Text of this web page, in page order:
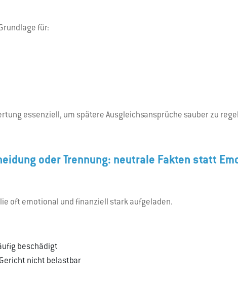
für:
essenziell, um spätere Ausgleichsansprüche sauber zu
oder Trennung: neutrale Fakten statt
oft emotional und finanziell stark aufgeladen.
beschädigt
nicht belastbar